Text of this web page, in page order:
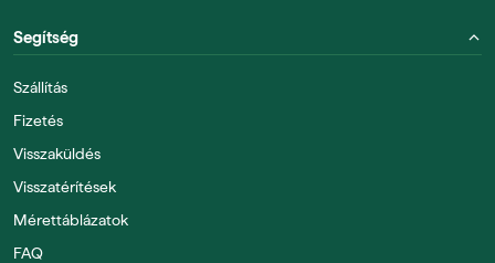
Segítség
Szállítás
Fizetés
Visszaküldés
Visszatérítések
Mérettáblázatok
FAQ